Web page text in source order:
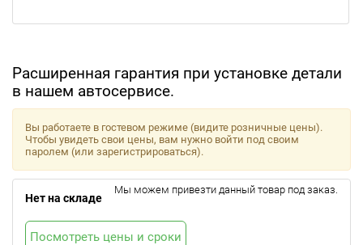
Расширенная гарантия при установке детали
в нашем автосервисе.
Вы работаете в гостевом режиме (видите розничные цены).
Чтобы увидеть свои цены, вам нужно войти под своим
паролем (или зарегистрироваться).
Нет на складе
Мы можем привезти данный товар под заказ.
Посмотреть цены и сроки